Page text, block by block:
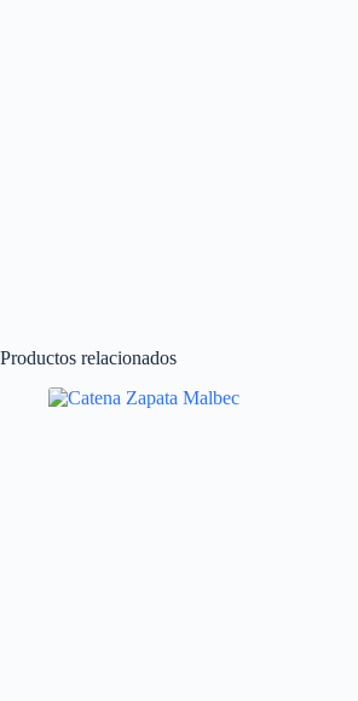
Productos relacionados